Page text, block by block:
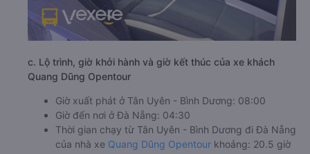
c. Lộ trình, giờ khởi hành và giờ kết thúc của xe khách
Quang Dũng Opentour
Giờ xuất phát ở Tân Uyên - Bình Dương: 08:00
Giờ đến nơi ở Đà Nẵng: 04:30
Thời gian chạy từ Tân Uyên - Bình Dương đi Đà Nẵng
của nhà xe Quang Dũng Opentour khoảng: 20.5 giờ